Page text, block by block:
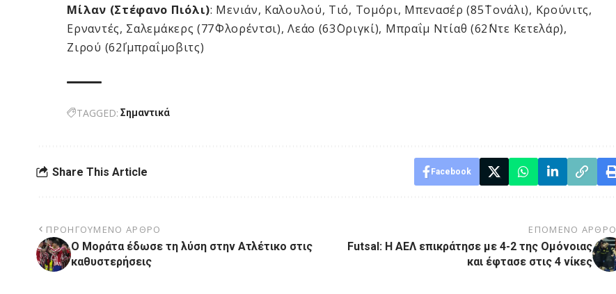
Μίλαν (Στέφανο Πιόλι): Μενιάν, Καλουλού, Τιό, Τομόρι, Μπενασέρ (85΄Τονάλι), Κρούνιτς,
Ερναντές, Σαλεμάκερς (77΄Φλορέντσι), Λεάο (63΄Οριγκί), Μπραΐμ Ντίαθ (62΄Ντε Κετελάρ),
Ζιρού (62΄Ιμπραΐμοβιτς)
TAGGED: Σημαντικά
Share This Article Facebook
ΠΡΟΗΓΟΎΜΕΝΟ ΆΡΘΡΟ
Ο Μοράτα έδωσε τη λύση στην Ατλέτικο στις
καθυστερήσεις
ΕΠΌΜΕΝΟ ΆΡΘΡΟ
Futsal: Η ΑΕΛ επικράτησε με 4-2 της Ομόνοιας
και έφτασε στις 4 νίκες